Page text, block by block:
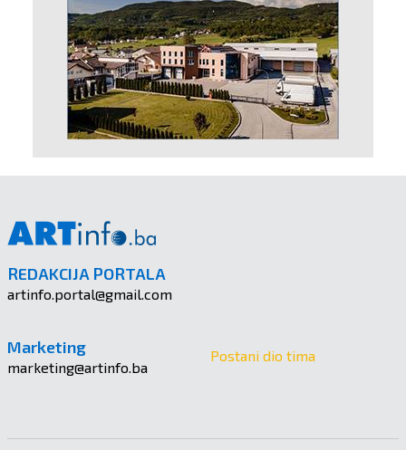
REDAKCIJA PORTALA
artinfo.portal@gmail.com
Marketing
marketing@artinfo.ba
Postani dio tima